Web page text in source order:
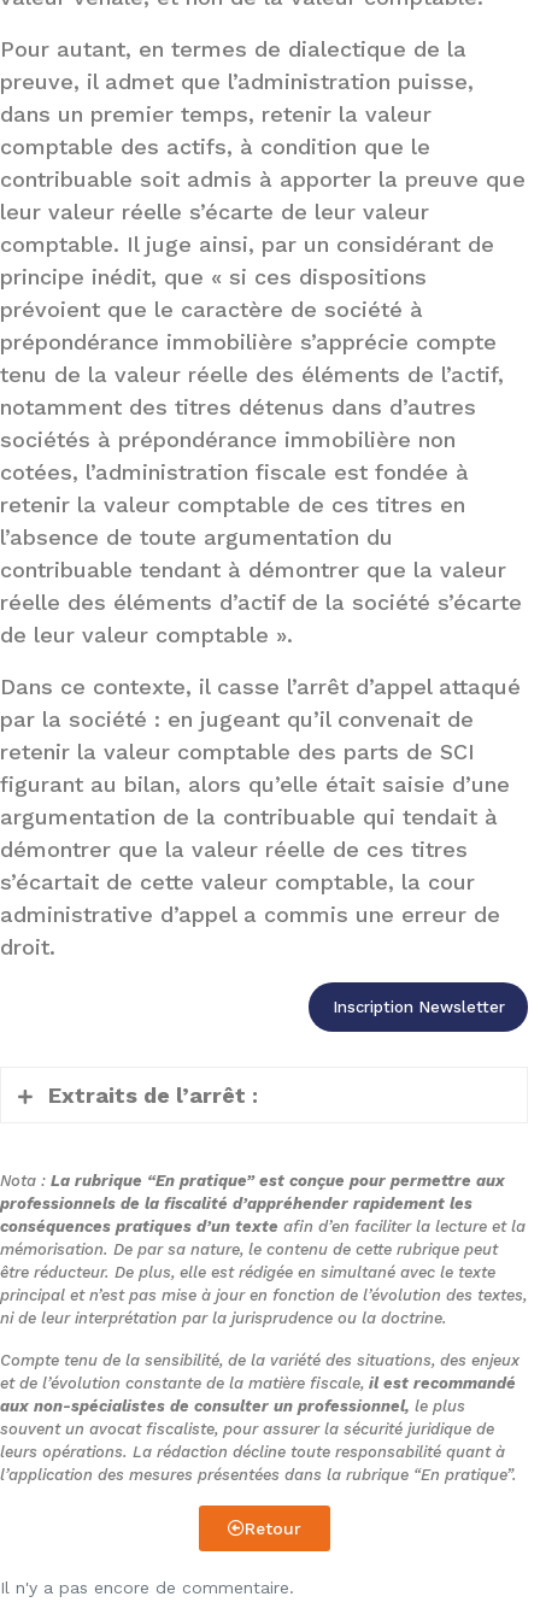
Pour autant, en termes de dialectique de la
preuve, il admet que l’administration puisse,
dans un premier temps, retenir la valeur
comptable des actifs, à condition que le
contribuable soit admis à apporter la preuve que
leur valeur réelle s’écarte de leur valeur
comptable. Il juge ainsi, par un considérant de
principe inédit, que « si ces dispositions
prévoient que le caractère de société à
prépondérance immobilière s’apprécie compte
tenu de la valeur réelle des éléments de l’actif,
notamment des titres détenus dans d’autres
sociétés à prépondérance immobilière non
cotées, l’administration fiscale est fondée à
retenir la valeur comptable de ces titres en
l’absence de toute argumentation du
contribuable tendant à démontrer que la valeur
réelle des éléments d’actif de la société s’écarte
de leur valeur comptable ».
Dans ce contexte, il casse l’arrêt d’appel attaqué
par la société : en jugeant qu’il convenait de
retenir la valeur comptable des parts de SCI
figurant au bilan, alors qu’elle était saisie d’une
argumentation de la contribuable qui tendait à
démontrer que la valeur réelle de ces titres
s’écartait de cette valeur comptable, la cour
administrative d’appel a commis une erreur de
droit.
Inscription Newsletter
Extraits de l’arrêt :
1. Il ressort des pièces du dossier soumis
aux juges du fond qu’à l’issue d’une
vérification de comptabilité de la société
Colombey, l’administration fiscale a remis
en cause le caractère déductible de
certaines provisions qu’elle avait
constituées au titre de ses exercices clos
de 2011 à 2014. Des cotisations
supplémentaires d’impôt sur les sociétés,
assorties de pénalités, ont en
au nom de la société LG Services, en sa
fiscalement intégré dont la société
Nota : La rubrique “En pratique” est conçue pour permettre aux
professionnels de la fiscalité d’appréhender rapidement les
conséquences pratiques d’un texte afin d’en faciliter la lecture et la
mémorisation. De par sa nature, le contenu de cette rubrique peut
être réducteur. De plus, elle est rédigée en simultané avec le texte
principal et n’est pas mise à jour en fonction de l’évolution des textes,
ni de leur interprétation par la jurisprudence ou la doctrine.
Compte tenu de la sensibilité, de la variété des situations, des enjeux
et de l’évolution constante de la matière fiscale, il est recommandé
aux non-spécialistes de consulter un professionnel, le plus
souvent un avocat fiscaliste, pour assurer la sécurité juridique de
leurs opérations. La rédaction décline toute responsabilité quant à
l’application des mesures présentées dans la rubrique “En pratique”.
Retour
Il n'y a pas encore de commentaire.